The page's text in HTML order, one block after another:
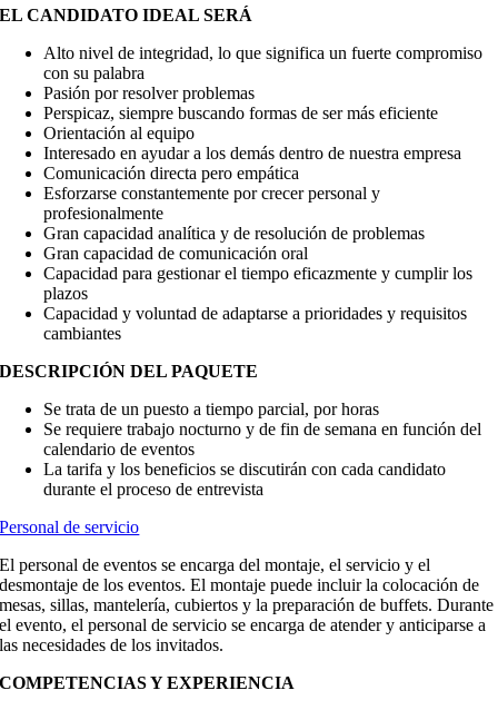
EL CANDIDATO IDEAL SERÁ
Alto nivel de integridad, lo que significa un fuerte compromiso
con su palabra
Pasión por resolver problemas
Perspicaz, siempre buscando formas de ser más eficiente
Orientación al equipo
Interesado en ayudar a los demás dentro de nuestra empresa
Comunicación directa pero empática
Esforzarse constantemente por crecer personal y
profesionalmente
Gran capacidad analítica y de resolución de problemas
Gran capacidad de comunicación oral
Capacidad para gestionar el tiempo eficazmente y cumplir los
plazos
Capacidad y voluntad de adaptarse a prioridades y requisitos
cambiantes
DESCRIPCIÓN DEL PAQUETE
Se trata de un puesto a tiempo parcial, por horas
Se requiere trabajo nocturno y de fin de semana en función del
calendario de eventos
La tarifa y los beneficios se discutirán con cada candidato
durante el proceso de entrevista
Personal de servicio
El personal de eventos se encarga del montaje, el servicio y el
desmontaje de los eventos. El montaje puede incluir la colocación de
mesas, sillas, mantelería, cubiertos y la preparación de buffets. Durante
el evento, el personal de servicio se encarga de atender y anticiparse a
las necesidades de los invitados.
COMPETENCIAS Y EXPERIENCIA